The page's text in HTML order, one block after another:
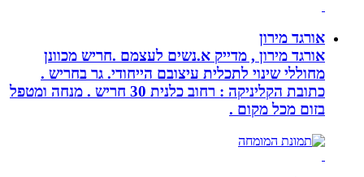
אורגד מירון
אורגד מירון , מדייק א.נשים לעצמם .חריש מכוונן
מחוללי שינוי לתכלית עיצובם הייחודי. גר בחריש .
כתובת הקליניקה : רחוב כלנית 30 חריש . מנחה ומטפל
בזום מכל מקום .